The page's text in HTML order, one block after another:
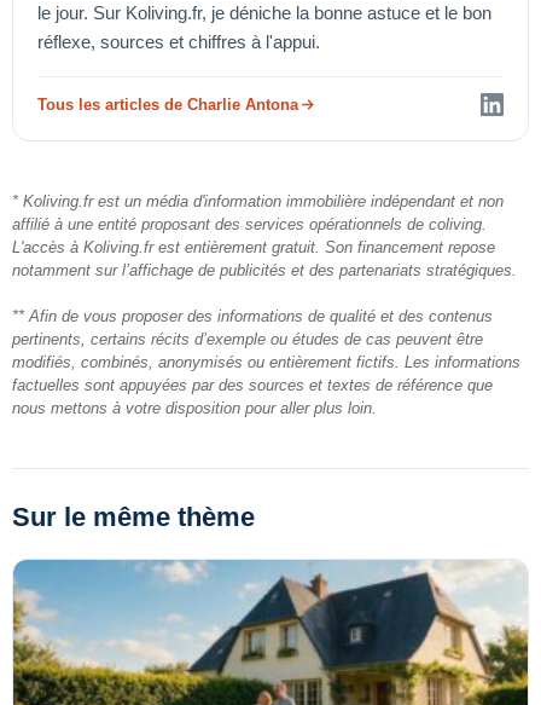
le jour. Sur Koliving.fr, je déniche la bonne astuce et le bon
réflexe, sources et chiffres à l'appui.
Tous les articles de Charlie Antona
* Koliving.fr est un média d'information immobilière indépendant et non
affilié à une entité proposant des services opérationnels de coliving.
L'accès à Koliving.fr est entièrement gratuit. Son financement repose
notamment sur l’affichage de publicités et des partenariats stratégiques.
** Afin de vous proposer des informations de qualité et des contenus
pertinents, certains récits d’exemple ou études de cas peuvent être
modifiés, combinés, anonymisés ou entièrement fictifs. Les informations
factuelles sont appuyées par des sources et textes de référence que
nous mettons à votre disposition pour aller plus loin.
Sur le même thème